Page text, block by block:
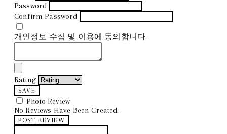
Password
Confirm Password
개인정보 수집 및 이용에 동의합니다.
Rating
SAVE
Photo Review
No Reviews Have Been Created.
POST REVIEW